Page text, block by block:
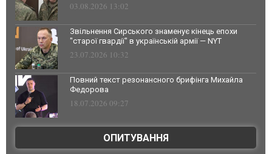
03.08.2026 13:02
Звільнення Сирського знаменує кінець епохи
"старої гвардії" в українській армії — NYT
23.07.2026 10:32
Повний текст резонансного брифінга Михайла
Федорова
18.07.2026 09:27
ОПИТУВАННЯ